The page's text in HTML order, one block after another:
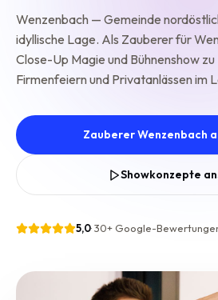
Wenzenbach — Gemeinde
idyllische Lage. Als Zauberer für
Close-Up Magie und Bühnenshow
Firmenfeiern und Privatanlässen im
Zauberer Wenzenbach
Showkonzepte
5,0·30+Google-